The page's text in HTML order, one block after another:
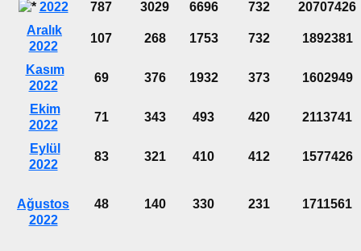
2022 787 3029 6696 732
20707426
Aralık
2022
107 268 1753 732 1892381
Kasım
2022
69 376 1932 373 1602949
Ekim
2022
71 343 493 420 2113741
Eylül
2022
83 321 410 412 1577426
Ağustos
2022
48 140 330 231 1711561